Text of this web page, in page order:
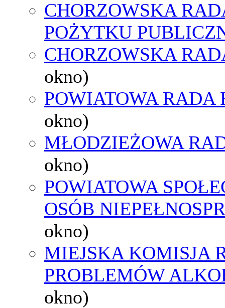
CHORZOWSKA
POŻYTKU
CHORZOWSKA
okno)
POWIATOWA RADA
okno)
MŁODZIEŻOWA
okno)
POWIATOWA
OSÓB
okno)
MIEJSKA KOMISJA
PROBLEMÓW
okno)